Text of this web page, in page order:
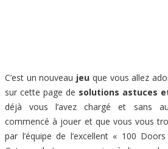
C’est un nouveau jeu que vous allez
sur cette page de solutions astuces
déjà vous l’avez chargé et sans
commencé à jouer et que vous vous
par l’équipe de l’excellent « 100